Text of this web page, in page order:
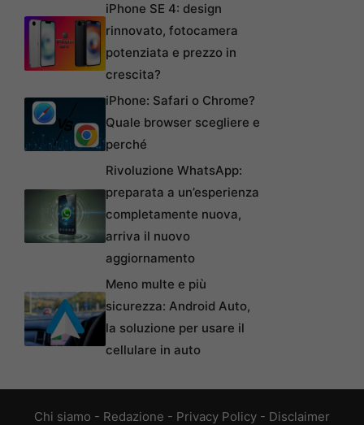
iPhone SE 4: design
rinnovato, fotocamera
potenziata e prezzo in
crescita?
iPhone: Safari o Chrome?
Quale browser scegliere e
perché
Rivoluzione WhatsApp:
preparata a un’esperienza
completamente nuova,
arriva il nuovo
aggiornamento
Meno multe e più
sicurezza: Android Auto,
la soluzione per usare il
cellulare in auto
Chi siamo - Redazione - Privacy Policy - Disclaimer